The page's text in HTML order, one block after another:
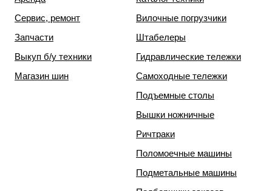
Сервис, ремонт
Запчасти
Выкуп б/у техники
Магазин шин
Вилочные погрузчики
Штабелеры
Гидравлические тележки
Самоходные тележки
Подъемные столы
Вышки ножничные
Ричтраки
Поломоечные машины
Подметальные машины